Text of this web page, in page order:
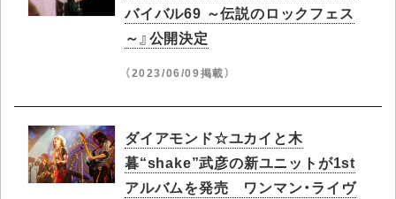
バイバル69 ～伝説のロックフェス
～』公開決定
（2023/06/09掲載）
ダイアモンド☆ユカイと木
暮“shake”武彦の新ユニットが1st
アルバムを発売 ワンマン・ライヴ